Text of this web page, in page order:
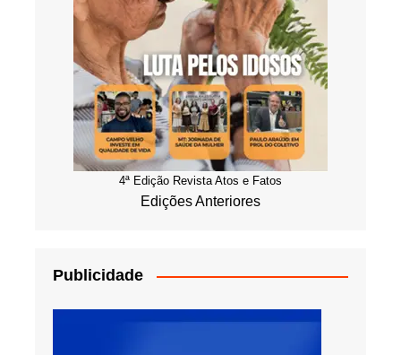
4ª Edição Revista Atos e Fatos
Edições Anteriores
Publicidade